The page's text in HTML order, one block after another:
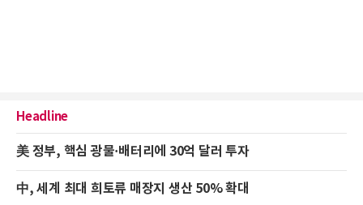
Headline
美 정부, 핵심 광물·배터리에 30억 달러 투자
中, 세계 최대 희토류 매장지 생산 50% 확대